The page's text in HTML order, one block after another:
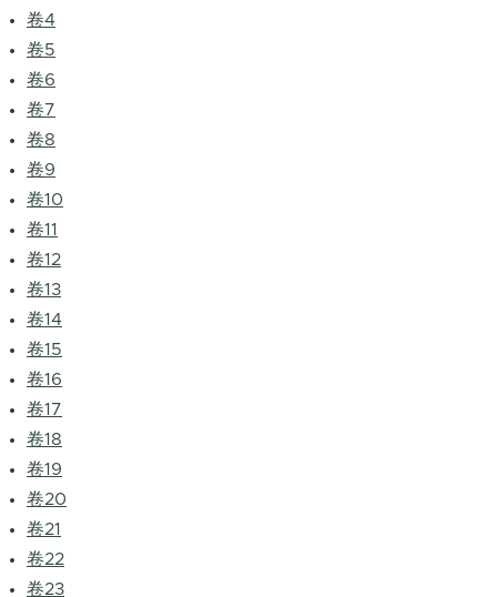
卷4
卷5
卷6
卷7
卷8
卷9
卷10
卷11
卷12
卷13
卷14
卷15
卷16
卷17
卷18
卷19
卷20
卷21
卷22
卷23